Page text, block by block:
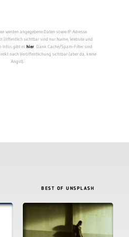
werden angegebene Daten sowie IP-Adresse
(öffentlich sichtbar sind nur Name, Website und
Infos gibt eshier. Dank Cache/Spam-Filter sind
nach Veröffentlichung sichtbar (aber da, keine
Angst).
BEST OF UNSPLASH